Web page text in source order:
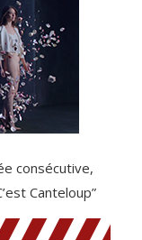
consécutive,
Canteloup”